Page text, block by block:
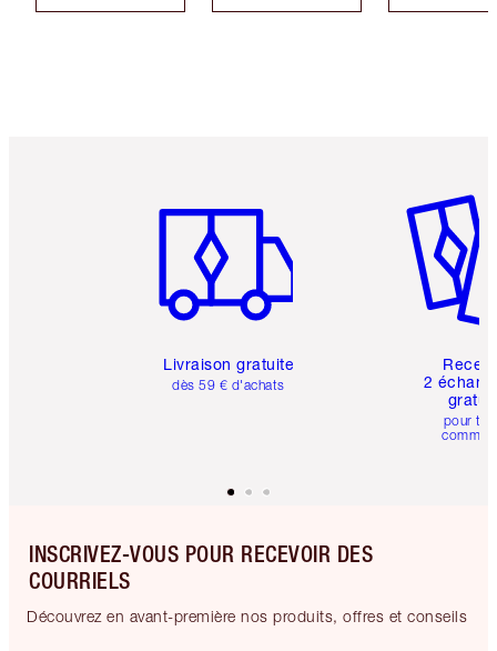
Livraison gratuite
dès 59 € d'achats
2
pour
INSCRIVEZ-VOUS POUR RECEVOIR DES
COURRIELS
Découvrez en avant-première nos produits, offres et conseils